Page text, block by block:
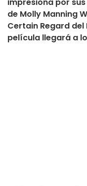
impresiona por
de Molly Manning
Certain Regard del
película llegará a